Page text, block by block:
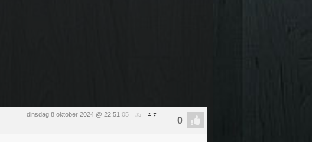
dinsdag 8 oktober 2024 @ 22:51 :05 #5